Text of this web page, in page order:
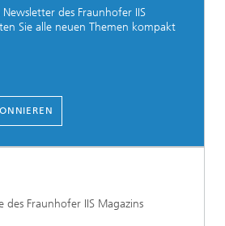
des Fraunhofer IIS
Sie alle neuen Themen kompakt
des Fraunhofer IIS Magazins